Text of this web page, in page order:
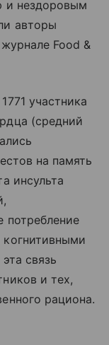
и нездоровым
авторы
Food &
участника
(средний
на память
инсульта
потребление
связь
и тех,
рациона.